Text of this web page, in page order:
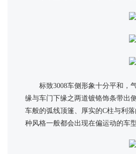
标致3008车侧形象十分平和，
缘与车门下缘之两道镀铬饰条带出
车般的弧线顶篷、厚实的C柱与利
种风格一般都会出现在偏运动的车